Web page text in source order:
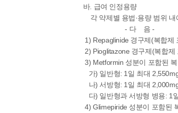
바. 급여 인정용량
각 약제별 용법·용량 범위 내
- 다 음 -
1) Repaglinide 경구제(복합제
2) Pioglitazone 경구제(복합제
3) Metformin 성분이 포함된
가) 일반형: 1일 최대
나) 서방형: 1일 최대
다) 일반형과 서방형 병용: 1
4) Glimepiride 성분이 포함된